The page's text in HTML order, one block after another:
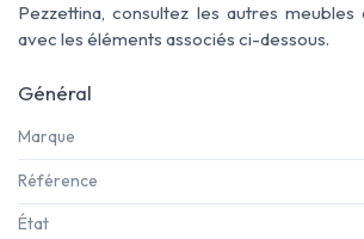
Pezzettina, consultez les autres
avec les éléments associés ci-dessous.
Général
Marque
Référence
État